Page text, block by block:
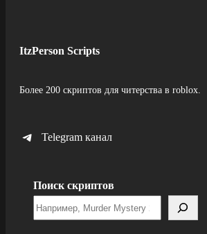
ItzPerson Scripts
Более 200 скриптов для читерства в roblox.
Telegram канал
Поиск скриптов